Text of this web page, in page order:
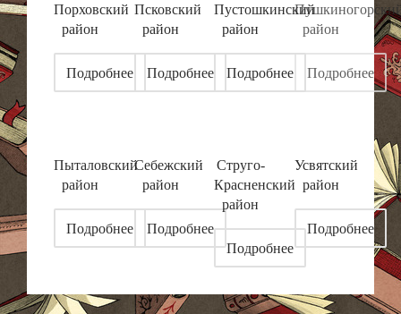
Порховский
район
Подробнее
Псковский
район
Подробнее
Пустошкинский
район
Подробнее
район
Подробнее
Пыталовский
район
Подробнее
Себежский
район
Подробнее
Струго-
Красненский
район
Подробнее
Усвятский
район
Подробнее